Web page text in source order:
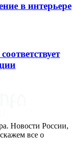
в интерьере
Новости России,
все о